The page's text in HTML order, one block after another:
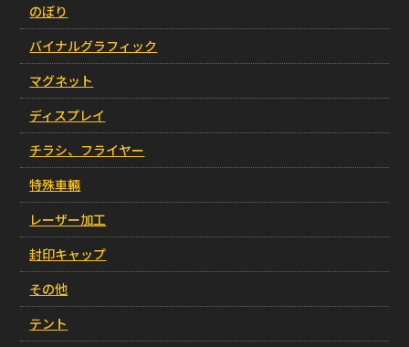
のぼり
バイナルグラフィック
マグネット
ディスプレイ
チラシ、フライヤー
特殊車輛
レーザー加工
封印キャップ
その他
テント